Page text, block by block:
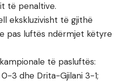
të penaltive.
ekskluzivisht të gjithë
pas luftës ndërmjet këtyre
të pasluftës:
3 dhe Drita-Gjilani 3-1;